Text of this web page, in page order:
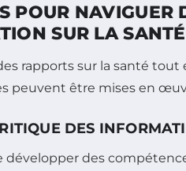
POUR NAVIGUER
SUR LA SANTÉ
rapports sur la santé
peuvent être mises en
DES
des